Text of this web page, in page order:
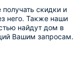
скидки и
него. Также наши
найдут дом в
Вашим запросам.